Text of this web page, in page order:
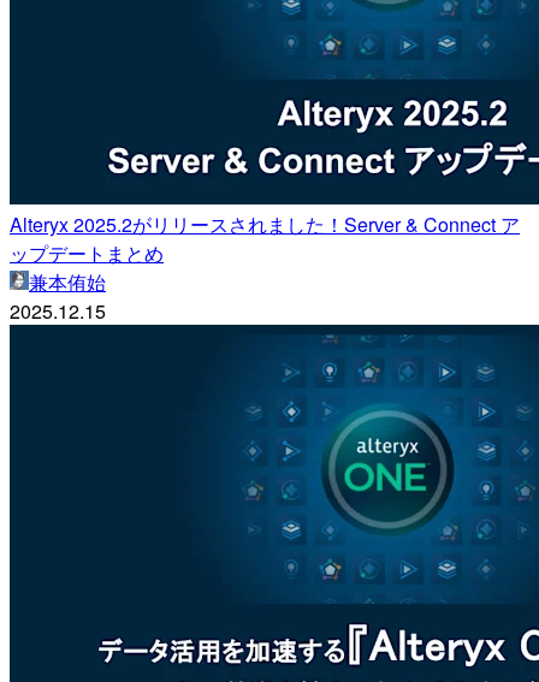
Alteryx 2025.2がリリースされました！Server & Connect ア
ップデートまとめ
兼本侑始
2025.12.15